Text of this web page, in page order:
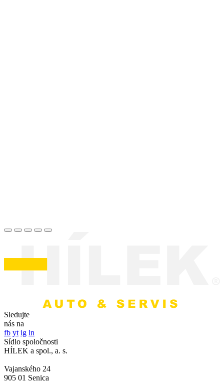
Sledujte
nás na
fb yt ig ln
Sídlo spoločnosti
HÍLEK a spol., a. s.
Vajanského 24
905 01 Senica